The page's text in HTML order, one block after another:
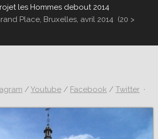
les Hommes debout 2014
Place, Bruxelles, avril 2014 (20 >
/Youtube / Facebook / Twitter ·